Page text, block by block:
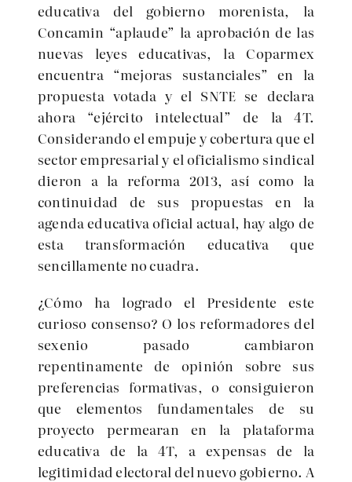
educativa del gobierno morenista, la
Concamin
aplaude
la aprobación de las
nuevas leyes educativas, la Coparmex
encuentra
mejoras sustanciales
en la
propuesta votada y el SNTE se declara
ahora
ejército intelectual
de la 4T.
Considerando el empuje y cobertura que el
sector empresarial y el oficialismo sindical
dieron a la reforma 2013, así como la
continuidad de sus propuestas en la
agenda educativa oficial actual, hay algo de
esta transformación educativa que
sencillamente no cuadra.
¿Cómo ha logrado el Presidente este
curioso consenso? O los reformadores del
sexenio pasado cambiaron
repentinamente de opinión sobre sus
preferencias formativas, o consiguieron
que elementos fundamentales de su
proyecto permearan en la plataforma
educativa de la 4T, a expensas de la
legitimidad electoral del nuevo gobierno. A